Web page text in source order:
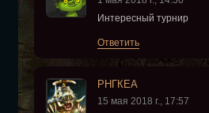
Интересный турнир
Ответить
РНГКЕА
15 мая 2018 г., 17:57